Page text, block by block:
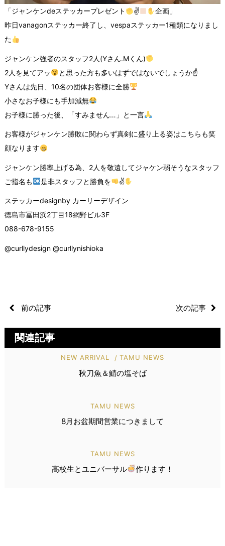
「ジャンケンdeステッカープレゼント ✌
企画」
昨日vanagonステッカー終了し、vespaステッカー1種類になりまし
た
ジャンケン強者のスタッフ2人(Yさん.Mくん)
2人を見てアッ
と思った方も多いはずではないでしょうか☝
Yさんは先日、10名の団体お客様に全勝
小さなお子様にも手加減無
お子様に勝った後、「すみません…」と一言
お客様がジャンケン勝敗に関わらず真剣に盛り上る姿はこちらも笑
顔なります
ジャンケン勝率上げる為、2人を敬遠してジャケン弱そうなスタッフ
ご指名も
是非スタッフと勝負を ✌
ステッカーdesignby カーリーデザイン
徳島市冨田浜2丁目18網野ビル3F
088-678-9155
@curllydesign @curllynishioka
前の記事 次の記事
関連記事
NEW ARRIVAL TAMU NEWS
秋刀魚＆鯖の塩そば
TAMU NEWS
8月お盆期間営業につきまして
TAMU NEWS
高校生とユニバーサル 作ります！